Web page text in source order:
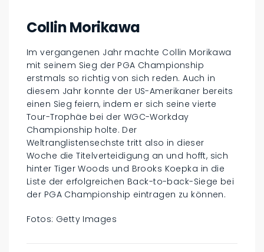
Collin Morikawa
Im vergangenen Jahr machte Collin Morikawa
mit seinem Sieg der PGA Championship
erstmals so richtig von sich reden. Auch in
diesem Jahr konnte der US-Amerikaner bereits
einen Sieg feiern, indem er sich seine vierte
Tour-Trophäe bei der WGC-Workday
Championship holte. Der
Weltranglistensechste tritt also in dieser
Woche die Titelverteidigung an und hofft, sich
hinter Tiger Woods und Brooks Koepka in die
Liste der erfolgreichen Back-to-back-Siege bei
der PGA Championship eintragen zu können.
Fotos: Getty Images